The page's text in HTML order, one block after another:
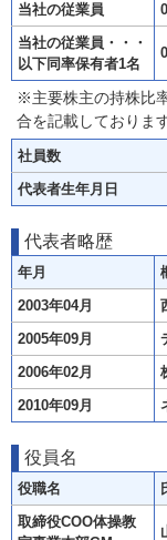
当社の従業員
当社の従業員・・・
以下同率保有者1名
※主要株主の持株比
合を記載しております
社員数
代表者生年月日
代表者略歴
年月
2003年04月
2005年09月
2006年02月
2010年09月
役員名
役職名
取締役COO体操教